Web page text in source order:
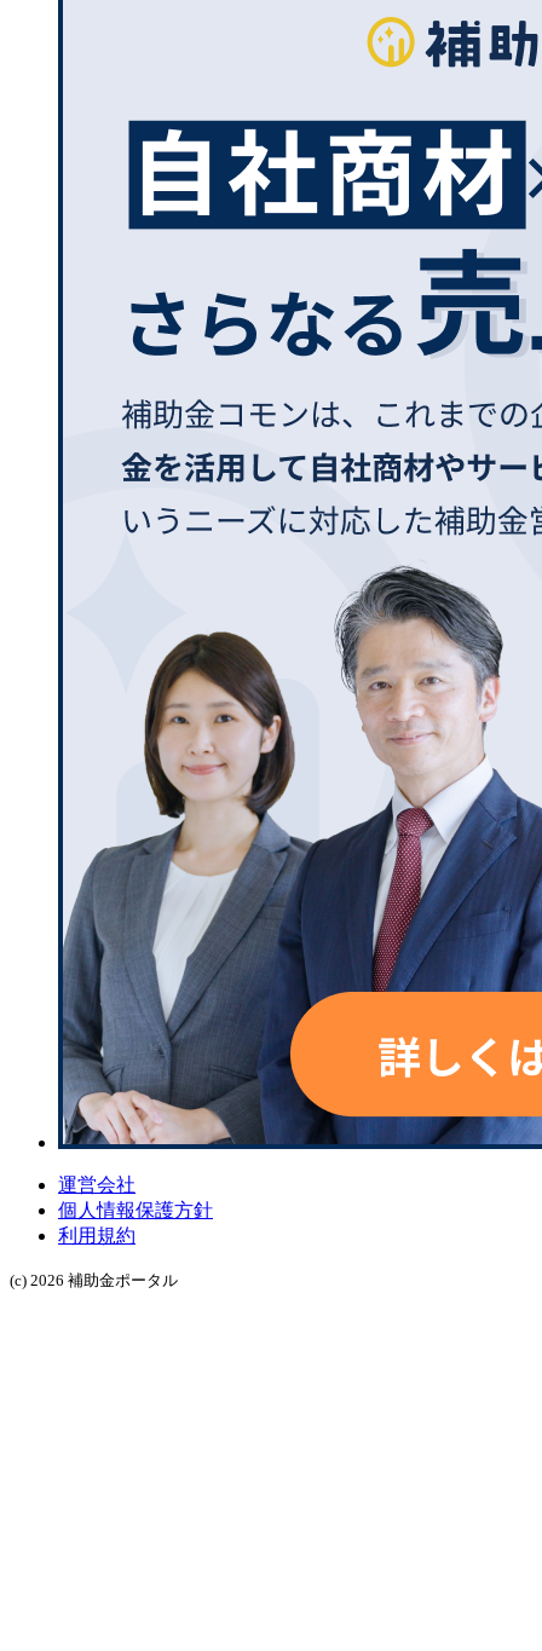
運営会社
個人情報保護方針
利用規約
(c) 2026 補助金ポータル